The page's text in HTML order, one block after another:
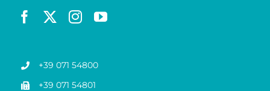
+39 071 54800
+39 071 54801